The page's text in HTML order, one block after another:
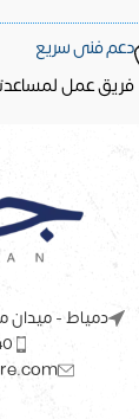
دعم فنى سريع
فريق عمل
دمياط - ميدان